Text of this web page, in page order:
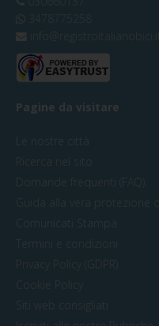
3478775258
info@registroitalianobici.it
Pagine da visitare
Le nostre città
Ricerca nel sito
Domande frequenti (FAQ)
Guida alla vera protezione
Comunicati Stampa
Termini e condizioni
Privacy Policy (GDPR)
Cookie Policy
Siti web consigliati